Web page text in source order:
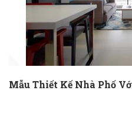
Mẫu Thiết Kế Nhà Phố